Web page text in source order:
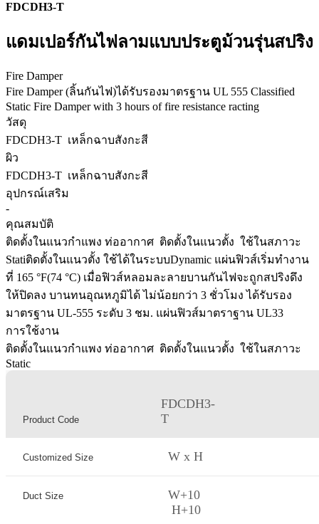
FDCDH3-T
แดมเปอร์กันไฟลามแบบประตูม้วนรุ่นสปริง
Fire Damper
Fire Damper (ลิ้นกันไฟ)ได้รับรองมาตรฐาน UL 555 Classified
Static Fire Damper with 3 hours of fire resistance racting
วัสดุ
FDCDH3-T เหล็กฉาบสังกะสี
ผิว
FDCDH3-T เหล็กฉาบสังกะสี
อุปกรณ์เสริม
-
คุณสมบัติ
ติดตั้งในแนวกำแพง ท่ออากาศ ติดตั้งในแนวตั้ง ใช้ในสภาวะ
Statiติดตั้งในแนวตั้ง ใช้ได้ในระบบDynamic แผ่นฟิวส์เริ่มทำงาน
ที่ 165 °F(74 °C) เมื่อฟิวส์หลอมละลายบานกันไฟจะถูกสปริงดึง
ให้ปิดลง บานทนอุณหภูมิได้ ไม่น้อยกว่า 3 ชั่วโมง ได้รับรอง
มาตรฐาน UL-555 ระดับ 3 ชม. แผ่นฟิวส์มาตราฐาน UL33
การใช้งาน
ติดตั้งในแนวกำแพง ท่ออากาศ ติดตั้งในแนวตั้ง ใช้ในสภาวะ
Static
Product Code
FDCDH3-
T
Customized Size W x H
Duct Size
W+10
H+10